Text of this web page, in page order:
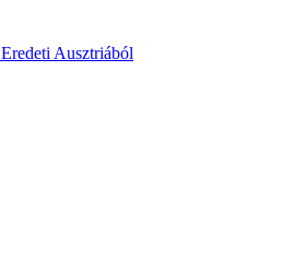
Eredeti Ausztriából